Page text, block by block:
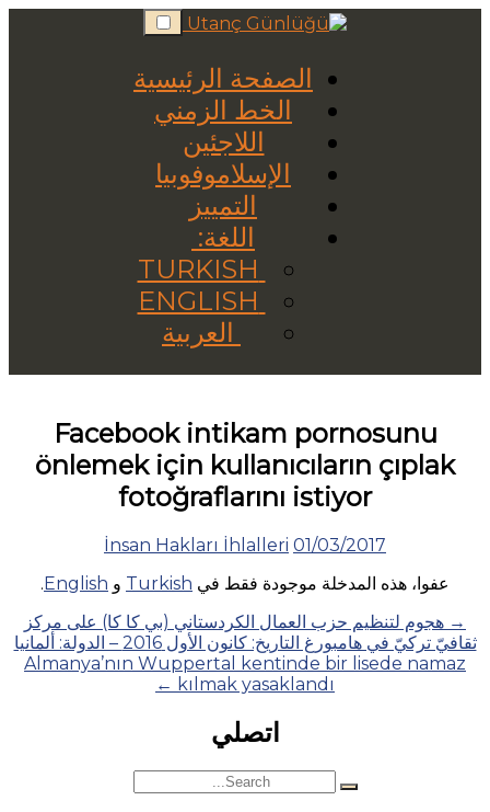
Skip
to
الصفحة الرئيسية
الخط الزمني
اللاجئين
الإسلاموفوبيا
التمييز
اللغة:
العربية
Facebook intikam pornosunu
önlemek için kullanıcıların çıplak
fotoğraflarını istiyor
01/03/2017
İnsan Hakları İhlalleri
عفوا، هذه المدخلة موجودة فقط في Turkish و English
.
Posts
navigation
→ هجوم لتنظيم حزب العمال الكردستاني (بي كا كا) على مركز
ثقافيّ تركيّ في هامبورغ التاريخ: كانون الأول 2016 – الدولة: ألمانيا
Almanya’nın Wuppertal kentinde bir lisede namaz
kılmak yasaklandı
←
اتصلي
Search
for: